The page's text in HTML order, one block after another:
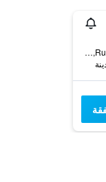
Rua de Monchique, 35-41, بورتو, محافظة بورتو, البرتغال